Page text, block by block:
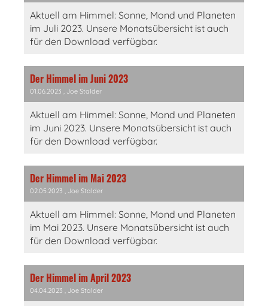
Aktuell am Himmel: Sonne, Mond und Planeten
im Juli 2023. Unsere Monatsübersicht ist auch
für den Download verfügbar.
Der Himmel im Juni 2023
01.06.2023 , Joe Stalder
Aktuell am Himmel: Sonne, Mond und Planeten
im Juni 2023. Unsere Monatsübersicht ist auch
für den Download verfügbar.
Der Himmel im Mai 2023
02.05.2023 , Joe Stalder
Aktuell am Himmel: Sonne, Mond und Planeten
im Mai 2023. Unsere Monatsübersicht ist auch
für den Download verfügbar.
Der Himmel im April 2023
04.04.2023 , Joe Stalder